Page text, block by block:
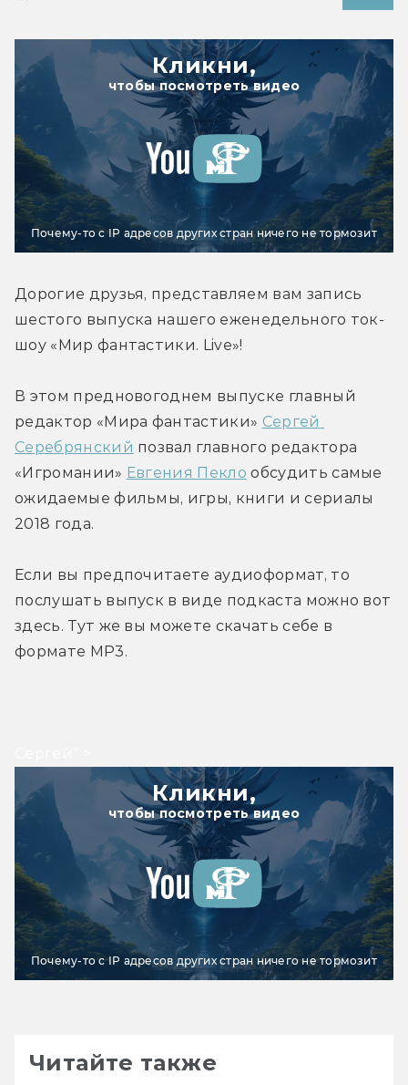
Кликни,
чтобы посмотреть видео
Почему-то с IP адресов других стран ничего не тормозит
Дорогие друзья, представляем вам запись
шестого выпуска нашего еженедельного ток-
шоу «Мир фантастики. Live»!
В этом предновогоднем выпуске главный
редактор «Мира фантастики» Сергей
Серебрянский позвал главного редактора
«Игромании» Евгения Пекло обсудить самые
ожидаемые фильмы, игры, книги и сериалы
2018 года.
Если вы предпочитаете аудиоформат, то
послушать выпуск в виде подкаста можно вот
здесь. Тут же вы можете скачать себе в
формате MP3.
Кликни,
чтобы посмотреть видео
Почему-то с IP адресов других стран ничего не тормозит
Читайте также